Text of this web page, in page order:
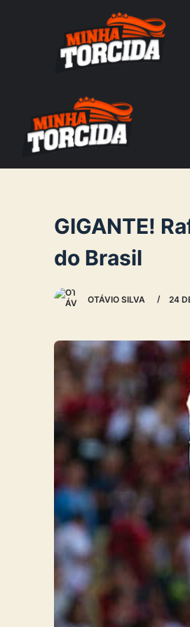
GIGANTE!
do Brasil
OTÁVIO SILVA 24